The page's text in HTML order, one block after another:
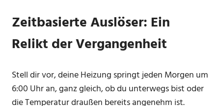
Zeitbasierte Auslöser: Ein
Relikt der Vergangenheit
Stell dir vor, deine Heizung springt jeden Morgen um
6:00 Uhr an, ganz gleich, ob du unterwegs bist oder
die Temperatur draußen bereits angenehm ist.